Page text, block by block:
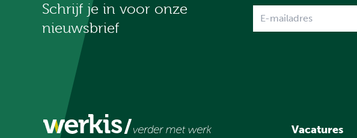
Schrijf je in voor onze
nieuwsbrief
Vacatures